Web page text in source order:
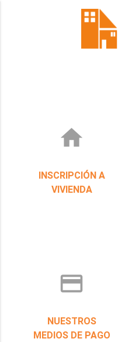
home
INSCRIPCIÓN A
VIVIENDA
credit_card
NUESTROS
MEDIOS DE PAGO